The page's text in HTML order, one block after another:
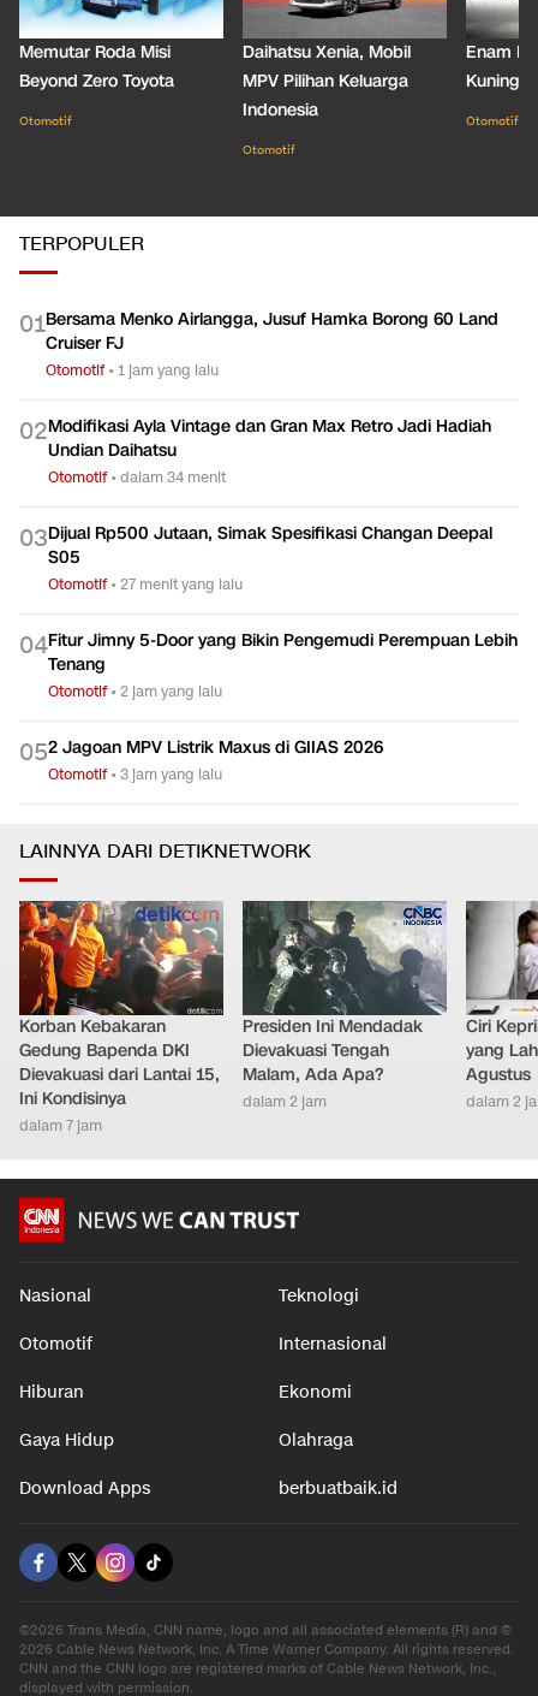
Memutar Roda Misi
Beyond Zero Toyota
Otomotif
Daihatsu Xenia, Mobil
MPV Pilihan Keluarga
Indonesia
Otomotif
Enam
Kuning
Otomotif
TERPOPULER
01Bersama Menko Airlangga, Jusuf Hamka Borong 60 Land
Cruiser FJ
Otomotif•1 jam yang lalu
02Modifikasi Ayla Vintage dan Gran Max Retro Jadi Hadiah
Undian Daihatsu
Otomotif•dalam 34 menit
03Dijual Rp500 Jutaan, Simak Spesifikasi Changan Deepal
S05
Otomotif•27 menit yang lalu
04Fitur Jimny 5-Door yang Bikin Pengemudi Perempuan Lebih
Tenang
Otomotif•2 jam yang lalu
052 Jagoan MPV Listrik Maxus di GIIAS 2026
Otomotif•3 jam yang lalu
LAINNYA DARI DETIKNETWORK
Korban Kebakaran
Gedung Bapenda DKI
Dievakuasi dari Lantai 15,
Ini Kondisinya
dalam 7 jam
Presiden Ini Mendadak
Dievakuasi Tengah
Malam, Ada Apa?
dalam 2 jam
Ciri
yang
Agustus
dalam 2
Nasional Teknologi
Otomotif Internasional
Hiburan Ekonomi
Gaya Hidup Olahraga
Download Apps berbuatbaik.id
©2026 Trans Media, CNN name, logo and all associated elements (R) and ©
2026 Cable News Network, Inc. A Time Warner Company. All rights reserved.
CNN and the CNN logo are registered marks of Cable News Network, Inc.,
displayed with permission.